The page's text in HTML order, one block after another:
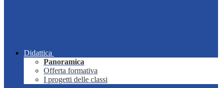
Didattica
Panoramica
Offerta formativa
I progetti delle classi